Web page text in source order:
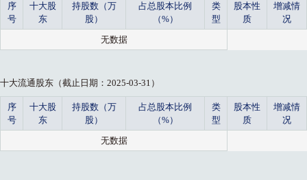
序
号
十大股
东
持股数（万
股）
占总股本比例
（%）
类
型
股本性
质
增减情
况
无数据
十大流通股东（截止日期：2025-03-31）
序
号
十大股
东
持股数（万
股）
占总股本比例
（%）
类
型
股本性
质
增减情
况
无数据